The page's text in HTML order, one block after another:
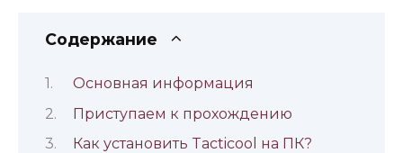
Содержание
Основная информация
Приступаем к прохождению
Как установить Tacticool на ПК?